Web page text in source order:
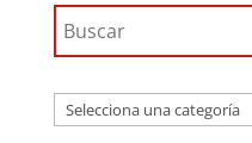
Selecciona
una